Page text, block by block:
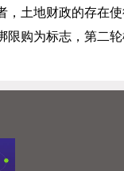
，土地财政的存在
限购为标志，第二